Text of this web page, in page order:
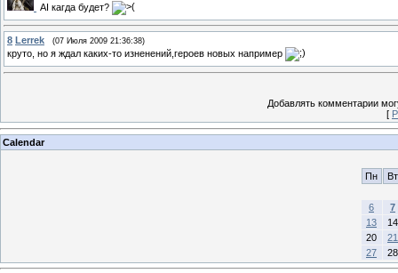
АI кагда будет?
8 Lerrek (07 Июля 2009 21:36:38)
круто, но я ждал каких-то изненений,героев новых например
Добавлять комментарии
[
Calendar
Пн Вт
6
7
13
14
20
21
27
28